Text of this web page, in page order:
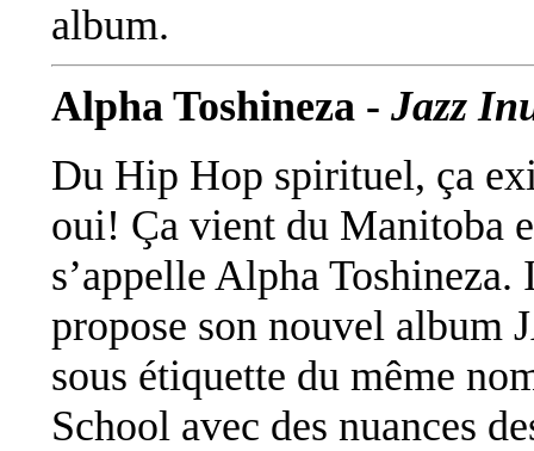
album.
Alpha Toshineza - Jazz
Du Hip Hop spirituel, ça
oui! Ça vient du Manitoba
s’appelle Alpha Toshineza.
propose son nouvel album
sous étiquette du même
School avec des nuances